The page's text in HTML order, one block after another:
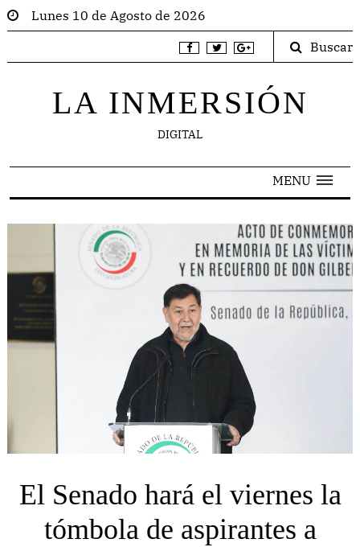
Lunes 10 de Agosto de 2026
Buscar
LA INMERSIÓN
DIGITAL
MENU
El Senado hará el viernes la
tómbola de aspirantes a